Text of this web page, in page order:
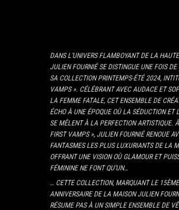
DANS L’UNIVERS FLAMBOYANT DE LA
JULIEN FOURNIÉ SE DISTINGUE UNE FOIS DE
SA COLLECTION PRINTEMPS-ÉTÉ 2024,
VAMPS». CÉLÉBRANT AVEC AUDACE ET
LA FEMME FATALE, CET ENSEMBLE DE
ÉCHO À UNE ÉPOQUE OÙ LA SÉDUCTION ET
SE MÊLENT À LA PERFECTION ARTISTIQUE.
FIRST VAMPS », JULIEN FOURNIÉ RENOUE
FANTASMES LES PLUS LUXURIANTS DE LA
OFFRANT UNE VISION OÙ GLAMOUR ET
FÉMININE NE FONT QU’UN…
… CETTE COLLECTION, MARQUANT LE 15ÈME
ANNIVERSAIRE DE LA MAISON JULIEN
RÉSUME PAS À UN SIMPLE ENSEMBLE DE